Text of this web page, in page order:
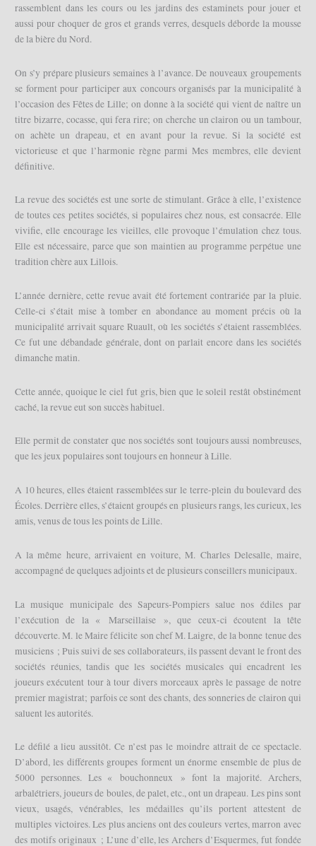
rassemblent dans les cours ou les jardins des estaminets pour jouer et
aussi pour choquer de gros et grands verres, desquels déborde la mousse
de la bière du Nord.
On s’y prépare plusieurs semaines à l’avance. De nouveaux groupements
se forment pour participer aux concours organisés par la municipalité à
l’occasion des Fêtes de Lille; on donne à la société qui vient de naître un
titre bizarre, cocasse, qui fera rire; on cherche un clairon ou un tambour,
on achète un drapeau, et en avant pour la revue. Si la société est
victorieuse et que l’harmonie règne parmi Mes membres, elle devient
définitive.
La revue des sociétés est une sorte de stimulant. Grâce à elle, l’existence
de toutes ces petites sociétés, si populaires chez nous, est consacrée. Elle
vivifie, elle encourage les vieilles, elle provoque l’émulation chez tous.
Elle est nécessaire, parce que son maintien au programme perpétue une
tradition chère aux Lillois.
L’année dernière, cette revue avait été fortement contrariée par la pluie.
Celle-ci s’était mise à tomber en abondance au moment précis où la
municipalité arrivait square Ruault, où les sociétés s’étaient rassemblées.
Ce fut une débandade générale, dont on parlait encore dans les sociétés
dimanche matin.
Cette année, quoique le ciel fut gris, bien que le soleil restât obstinément
caché, la revue eut son succès habituel.
Elle permit de constater que nos sociétés sont toujours aussi nombreuses,
que les jeux populaires sont toujours en honneur à Lille.
A 10 heures, elles étaient rassemblées sur le terre-plein du boulevard des
Écoles. Derrière elles, s’étaient groupés en plusieurs rangs, les curieux, les
amis, venus de tous les points de Lille.
A la même heure, arrivaient en voiture, M. Charles Delesalle, maire,
accompagné de quelques adjoints et de plusieurs conseillers municipaux.
La musique municipale des Sapeurs-Pompiers salue nos édiles par
l’exécution de la « Marseillaise », que ceux-ci écoutent la tête
découverte. M. le Maire félicite son chef M. Laigre, de la bonne tenue des
musiciens ; Puis suivi de ses collaborateurs, ils passent devant le front des
sociétés réunies, tandis que les sociétés musicales qui encadrent les
joueurs exécutent tour à tour divers morceaux après le passage de notre
premier magistrat; parfois ce sont des chants, des sonneries de clairon qui
saluent les autorités.
Le défilé a lieu aussitôt. Ce n’est pas le moindre attrait de ce spectacle.
D’abord, les différents groupes forment un énorme ensemble de plus de
5000 personnes. Les « bouchonneux » font la majorité. Archers,
arbalétriers, joueurs de boules, de palet, etc., ont un drapeau. Les pins sont
vieux, usagés, vénérables, les médailles qu’ils portent attestent de
multiples victoires. Les plus anciens ont des couleurs vertes, marron avec
des motifs originaux ; L’une d’elle, les Archers d’Esquermes, fut fondée